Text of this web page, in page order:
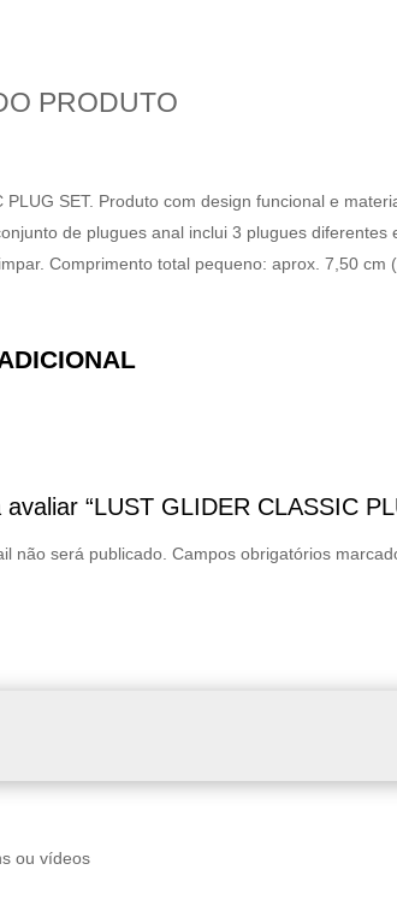
PRODUTO
PLUG SET. Produto com design funcional e
de plugues anal inclui 3 plugues
Comprimento total pequeno: aprox. 7,50
“LUST GLIDER CLASSIC
não será publicado. Campos obrigatórios
ou vídeos